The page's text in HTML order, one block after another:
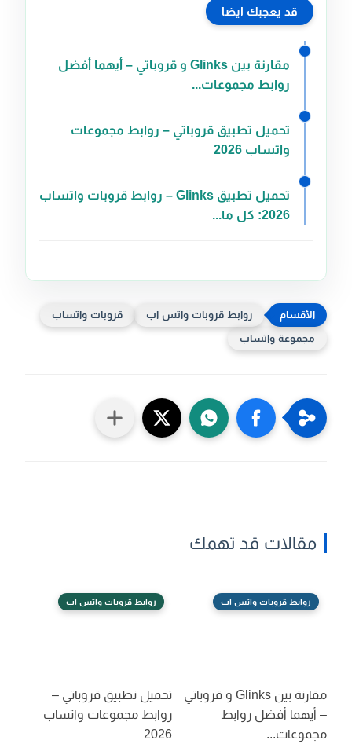
قد يعجبك ايضا
مقارنة بين Glinks و قروباتي – أيهما أفضل
روابط مجموعات...
تحميل تطبيق قروباتي – روابط مجموعات
واتساب 2026
تحميل تطبيق Glinks – روابط قروبات واتساب
روابط قروبات واتس اب
قروبات واتساب
مجموعة واتساب
مقالات قد تهمك
روابط قروبات واتس اب
مقارنة بين Glinks و قروباتي
أيهما أفضل روابط
روابط قروبات واتس اب
تحميل تطبيق قروباتي –
روابط مجموعات واتساب